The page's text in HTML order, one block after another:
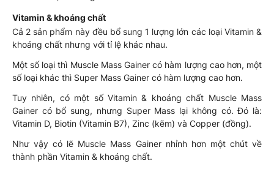
Vitamin & khoáng chất
Cả 2 sản phẩm này đều bổ sung 1 lượng lớn các loại Vitamin &
khoáng chất nhưng với tỉ lệ khác nhau.
Một số loại thì Muscle Mass Gainer có hàm lượng cao hơn, một
số loại khác thì Super Mass Gainer có hàm lượng cao hơn.
Tuy nhiên, có một số Vitamin & khoáng chất Muscle Mass
Gainer có bổ sung, nhưng Super Mass lại không có. Đó là:
Vitamin D, Biotin (Vitamin B7), Zinc (kẽm) và Copper (đồng).
Như vậy có lẽ Muscle Mass Gainer nhỉnh hơn một chút về
thành phần Vitamin & khoáng chất.